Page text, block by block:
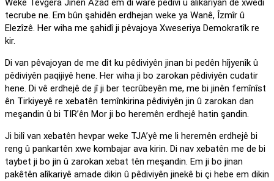
Weke Tevgera Jinên Azad em di warê pêdivî û alîkariyan de xwedî
tecrube ne. Em bûn şahidên erdhejan weke ya Wanê, Îzmîr û
Elezîzê. Her wiha me şahidî ji pêvajoya Xweseriya Demokratîk re
kir.
Di van pêvajoyan de me dît ku pêdiviyên jinan bi pedên hîjyenîk û
pêdiviyên paqijiyê hene. Her wiha ji bo zarokan pêdiviyên cudatir
hene. Di vê erdhejê de jî ji ber tecrûbeyên me, me bi jinên femînîst
ên Tirkiyeyê re xebatên temînkirina pêdiviyên jin û zarokan dan
meşandin û bi TIR’ên Mor ji bo heremên erdhejê hatin şandin.
Ji bilî van xebatên hevpar weke TJA’yê me li heremên erdhejê bi
reng û pankartên xwe kombajar ava kirin. Di nav xebatên me de bi
taybet ji bo jin û zarokan xebat tên meşandin. Em ji bo jinan
pakêtên alîkariyê amade dikin û pêdiviyên jinekê bi çi hebe em dikin